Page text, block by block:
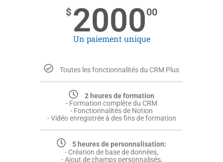
$ 200000
Un paiement unique
Toutes les fonctionnalités du CRM Plus
2 heures de formation
- Formation complète du CRM
- Fonctionnalités de Notion
- Vidéo enregistrée à des fins de formation
5 heures de personnalisation:
- Création de base de données,
- Ajout de champs personnalisés,